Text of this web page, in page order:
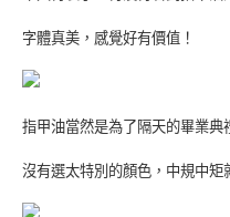
字體真美，感覺好有價值！
指甲油當然是為了隔天的畢業典
沒有選太特別的顏色，中規中矩